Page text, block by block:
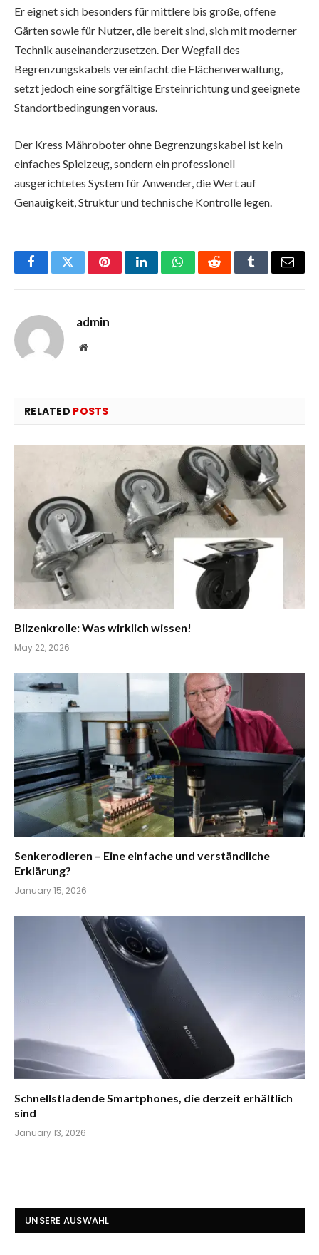
Er eignet sich besonders für mittlere bis große, offene
Gärten sowie für Nutzer, die bereit sind, sich mit moderner
Technik auseinanderzusetzen. Der Wegfall des
Begrenzungskabels vereinfacht die Flächenverwaltung,
setzt jedoch eine sorgfältige Ersteinrichtung und geeignete
Standortbedingungen voraus.
Der Kress Mähroboter ohne Begrenzungskabel ist kein
einfaches Spielzeug, sondern ein professionell
ausgerichtetes System für Anwender, die Wert auf
Genauigkeit, Struktur und technische Kontrolle legen.
FacebookTwitterPinterestLinkedInWhatsAppRedditTumblrEmail
admin
Website
RELATED POSTS
Bilzenkrolle: Was wirklich wissen!
May 22, 2026
Senkerodieren – Eine einfache und verständliche
Erklärung?
January 15, 2026
Schnellstladende Smartphones, die derzeit erhältlich
sind
January 13, 2026
UNSERE AUSWAHL